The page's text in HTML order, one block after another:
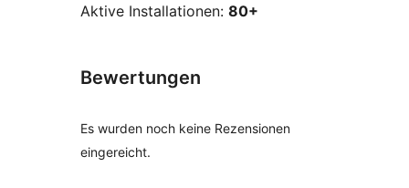
Aktive Installationen: 80+
Bewertungen
Es wurden noch keine Rezensionen
eingereicht.